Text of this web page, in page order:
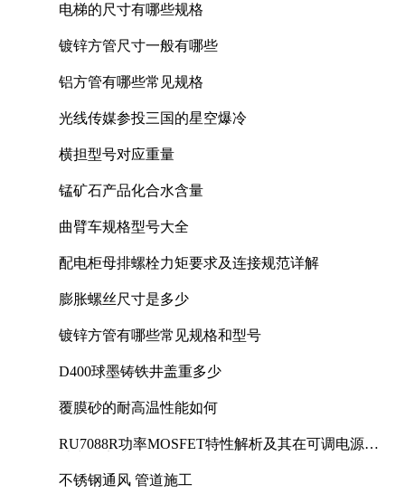
电梯的尺寸有哪些规格
镀锌方管尺寸一般有哪些
铝方管有哪些常见规格
光线传媒参投三国的星空爆冷
横担型号对应重量
锰矿石产品化合水含量
曲臂车规格型号大全
配电柜母排螺栓力矩要求及连接规范详解
膨胀螺丝尺寸是多少
镀锌方管有哪些常见规格和型号
D400球墨铸铁井盖重多少
覆膜砂的耐高温性能如何
RU7088R功率MOSFET特性解析及其在可调电源设
不锈钢通风 管道施工